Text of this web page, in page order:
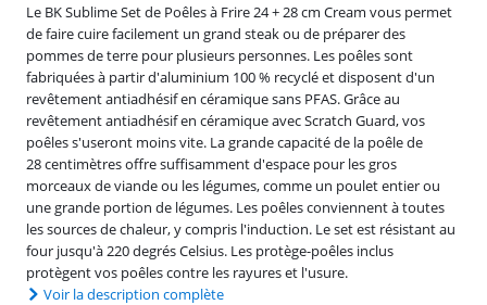
Le BK Sublime Set de Poêles à Frire 24 + 28 cm Cream vous permet
de faire cuire facilement un grand steak ou de préparer des
pommes de terre pour plusieurs personnes. Les poêles sont
fabriquées à partir d'aluminium 100 % recyclé et disposent d'un
revêtement antiadhésif en céramique sans PFAS. Grâce au
revêtement antiadhésif en céramique avec Scratch Guard, vos
poêles s'useront moins vite. La grande capacité de la poêle de
28 centimètres offre suffisamment d'espace pour les gros
morceaux de viande ou les légumes, comme un poulet entier ou
une grande portion de légumes. Les poêles conviennent à toutes
les sources de chaleur, y compris l'induction. Le set est résistant au
four jusqu'à 220 degrés Celsius. Les protège-poêles inclus
protègent vos poêles contre les rayures et l'usure.
Voir la description complète